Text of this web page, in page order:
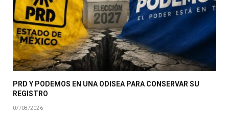
PRD Y PODEMOS EN UNA ODISEA PARA CONSERVAR SU
REGISTRO
07/08/2026